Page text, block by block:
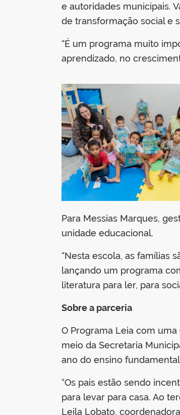
e autoridades municipais.
de transformação social e
“É um programa muito
aprendizado, no
Para Messias Marques,
unidade educacional.
“Nesta escola, as famílias
lançando um programa
literatura para ler, para
Sobre a parceria
O Programa Leia com
meio da Secretaria
ano do ensino
“Os pais estão sendo
para levar para casa. Ao
Leila Lobato,